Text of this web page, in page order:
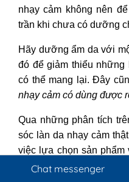
nhạy cảm không nên
trần khi chưa có dưỡng
Hãy dưỡng ẩm da với
đó để giảm thiểu những
có thể mang lại. Đây
nhạy cảm có dùng được
Qua những phân tích
sóc làn da nhạy cảm
việc lựa chọn sản
đúng.
Chat messenger